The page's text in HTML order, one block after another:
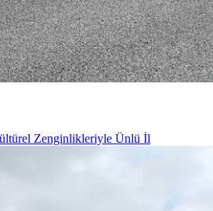
Zenginlikleriyle Ünlü İl